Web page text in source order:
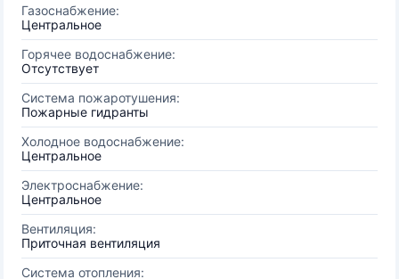
Газоснабжение:
Центральное
Горячее водоснабжение:
Отсутствует
Система пожаротушения:
Пожарные гидранты
Холодное водоснабжение:
Центральное
Электроснабжение:
Центральное
Вентиляция:
Приточная вентиляция
Система отопления: